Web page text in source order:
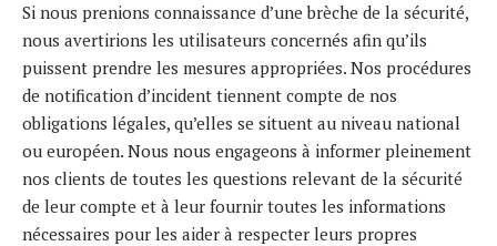
Si nous prenions connaissance d’une brèche de la sécurité,
nous avertirions les utilisateurs concernés afin qu’ils
puissent prendre les mesures appropriées. Nos procédures
de notification d’incident tiennent compte de nos
obligations légales, qu’elles se situent au niveau national
ou européen. Nous nous engageons à informer pleinement
nos clients de toutes les questions relevant de la sécurité
de leur compte et à leur fournir toutes les informations
nécessaires pour les aider à respecter leurs propres